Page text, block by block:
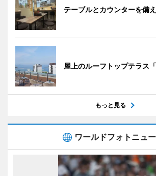
テーブルとカウンターを備
屋上のルーフトップテラス
もっと見る
ワールドフォトニュ